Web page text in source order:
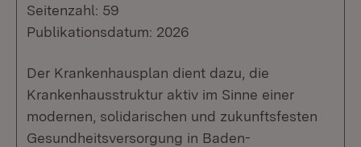
Seitenzahl: 59
Publikationsdatum: 2026
Der Krankenhausplan dient dazu, die
Krankenhausstruktur aktiv im Sinne einer
modernen, solidarischen und zukunftsfesten
Gesundheitsversorgung in Baden-